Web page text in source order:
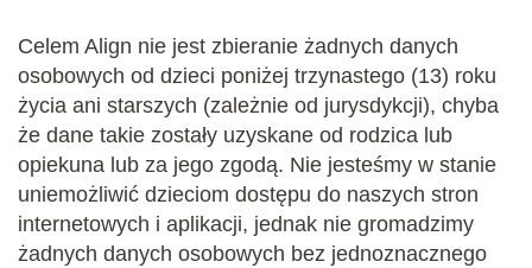
Celem Align nie jest zbieranie żadnych danych
osobowych od dzieci poniżej trzynastego (13) roku
życia ani starszych (zależnie od jurysdykcji), chyba
że dane takie zostały uzyskane od rodzica lub
opiekuna lub za jego zgodą. Nie jesteśmy w stanie
uniemożliwić dzieciom dostępu do naszych stron
internetowych i aplikacji, jednak nie gromadzimy
żadnych danych osobowych bez jednoznacznego